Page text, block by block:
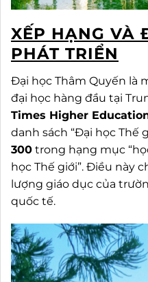
XẾP HẠNG VÀ
PHÁT TRIỂN
Đại học Thâm Quyến là
đại học hàng đầu tại
Times Higher
danh sách “Đại học Thế
300 trong hạng mục
học Thế giới”. Điều này
lượng giáo dục của
quốc tế.